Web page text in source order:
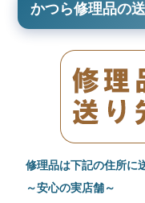
かつら修理品の
修理品は下記の住所に
～安心の実店舗～